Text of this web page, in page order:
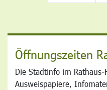
Öffnungszeiten
Die Stadtinfo im
Ausweispapiere,